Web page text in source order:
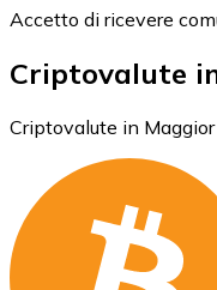
Accetto di ricevere
Criptovalute
Criptovalute in